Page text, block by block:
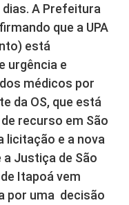
A Prefeitura
que a UPA
está
urgência e
médicos por
da OS, que está
recurso em São
licitação e a nova
a Justiça de São
Itapoá vem
por uma decisão